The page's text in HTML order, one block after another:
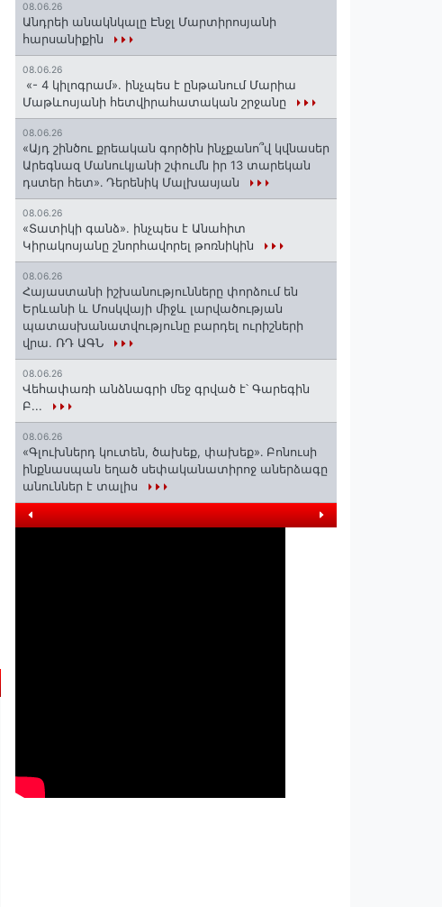
08.06.26
Անդրեի անակնկալը Էնջլ Մարտիրոսյանի
հարսանիքին
08.06.26
«- 4 կիլոգրամ». ինչպես է ընթանում Մարիա
Մաթևոսյանի հետվիրահատական շրջանը
08.06.26
«Այդ շինծու քրեական գործին ինչքանո՞վ կվնասեր
Արեգնազ Մանուկյանի շփումն իր 13 տարեկան
դստեր հետ»․ Դերենիկ Մալխասյան
08.06.26
«Տատիկի գանձ». ինչպես է Անահիտ
Կիրակոսյանը շնորհավորել թոռնիկին
08.06.26
Հայաստանի իշխանությունները փորձում են
Երևանի և Մոսկվայի միջև լարվածության
պատասխանատվությունը բարդել ուրիշների
վրա. ՌԴ ԱԳՆ
08.06.26
Վեհափառի անձնագրի մեջ գրված է՝ Գարեգին
Բ...
08.06.26
«Գլուխներդ կուտեն, ծախեք, փախեք»․ Բոնուսի
ինքնասպան եղած սեփականատիրոջ աներձագը
անուններ է տալիս